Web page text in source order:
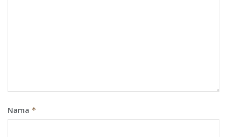
Nama *